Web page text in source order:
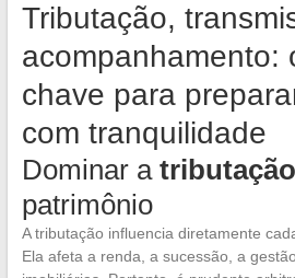
Tributação,
acompanhamento:
chave para
com tranquilidade
Dominar a tributação
patrimônio
A tributação influencia diretamente
Ela afeta a renda, a sucessão, a